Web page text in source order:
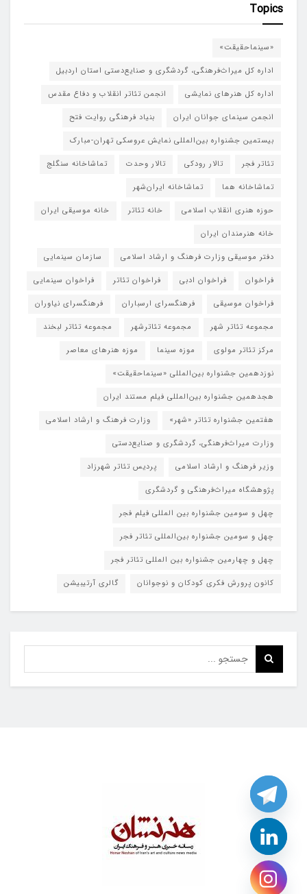
Topics
«سینماحقیقت»
اداره کل میراث‌فرهنگی، گردشگری و صنایع‌دستی استان اردبیل
اداره کل هنرهای نمایشی
انجمن تئاتر انقلاب و دفاع مقدس
انجمن سینمای جوانان ایران
بنیاد فرهنگی روایت فتح
بیستمین جشنواره بین‌المللی نمایش عروسکی تهران-مبارک
تئاتر فجر
تالار رودکی تالار وحدت
تماشاخانه سنگلج
تماشاخانه هما
تماشاخانه‌ ایران‌شهر
حوزه هنری انقلاب اسلامی
خانه تئاتر
خانه موسیقی ایران
خانه هنرمندان ایران
دفتر موسیقی وزارت فرهنگ و ارشاد اسلامی
سازمان سینمایی
فراخوان
فراخوان ادبی فراخوان تئاتر
فراخوان سینمایی
فراخوان موسیقی
فرهنگسرای ارسباران
فرهنگسرای نیاوران
مجموعه تئاتر شهر
مجموعه تئاترشهر
مجموعه تئاتر لبخند
مرکز تئاتر مولوی
موزه سینما
موزه هنرهای معاصر
نوزدهمین جشنواره بین‌المللی «سینماحقیقت»
هجدهمین جشنواره بین‌المللی فیلم مستند ایران
هفتمین جشنواره تئاتر «شهر»
وزارت فرهنگ و ارشاد اسلامی
وزارت میراث‌فرهنگی، گردشگری و صنایع‌دستی
وزیر فرهنگ و ارشاد اسلامی
پردیس تئاتر شهرزاد
پژوهشگاه میراث‌فرهنگی و گردشگری
چهل و سومین جشنواره بین المللی فیلم فجر
چهل و سومین جشنواره بین‌المللی تئاتر فجر
چهل و چهارمین جشنواره بین المللی تئاتر فجر
کانون پرورش فکری کودکان و نوجوانان
گالری آرتیبیشن